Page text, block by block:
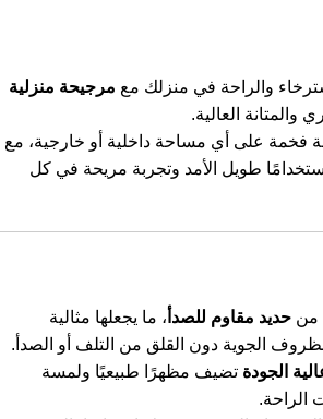
والراحة في منزلك مع مرجيحة منزلية
والمتانة العالية.
فخمة على أي مساحة داخلية أو خارجية، مع
طويل الأمد وتجربة مريحة في كل
من حديد مقاوم للصدأ ، ما يجعلها مثالية
الجوية دون القلق من التلف أو الصدأ.
الجودة تضيف مظهرًا طبيعيًا ولمسة
الراحة.